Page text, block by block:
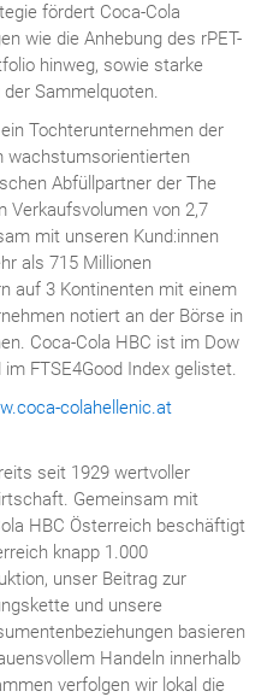
fördert Coca-Cola
wie die Anhebung des rPET-
hinweg, sowie starke
Sammelquoten.
Tochterunternehmen der
wachstumsorientierten
Abfüllpartner der The
Verkaufsvolumen von 2,7
mit unseren Kund:innen
als 715 Millionen
auf 3 Kontinenten mit einem
notiert an der Börse in
Coca-Cola HBC ist im Dow
FTSE4Good Index gelistet.
colahellenic.at
seit 1929 wertvoller
Gemeinsam mit
HBC Österreich beschäftigt
knapp 1.000
unser Beitrag zur
und unsere
basieren
Handeln innerhalb
verfolgen wir lokal die